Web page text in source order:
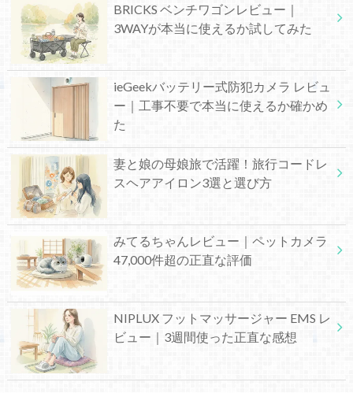
BRICKS ベンチワゴンレビュー｜
3WAYが本当に使えるか試してみた
ieGeekバッテリー式防犯カメラ レビュ
ー｜工事不要で本当に使えるか確かめ
た
妻と娘の母娘旅で活躍！旅行コードレ
スヘアアイロン3選と選び方
みてるちゃんレビュー｜ペットカメラ
47,000件超の正直な評価
NIPLUX フットマッサージャー EMS レ
ビュー｜3週間使った正直な感想